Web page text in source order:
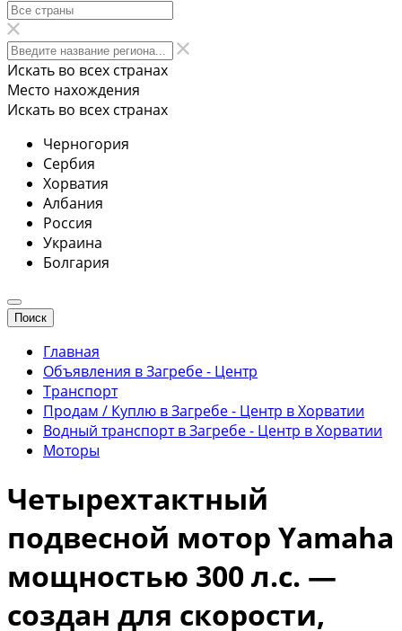
Искать во всех странах
Место нахождения
Искать во всех странах
Черногория
Сербия
Хорватия
Албания
Россия
Украина
Болгария
Поиск
Главная
Объявления в Загребе - Центр
Транспорт
Продам / Куплю в Загребе - Центр в Хорватии
Водный транспорт в Загребе - Центр в Хорватии
Моторы
Четырехтактный
подвесной мотор Yamaha
мощностью 300 л.с. —
создан для скорости,